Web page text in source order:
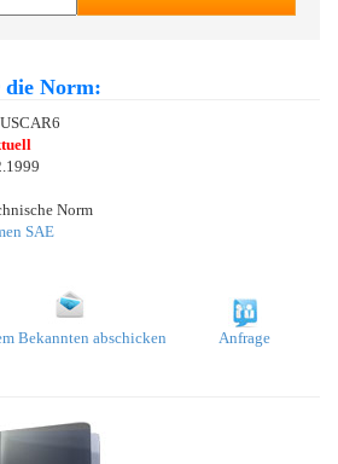
Norm:
Norm
SAE
Bekannten abschicken Anfrage